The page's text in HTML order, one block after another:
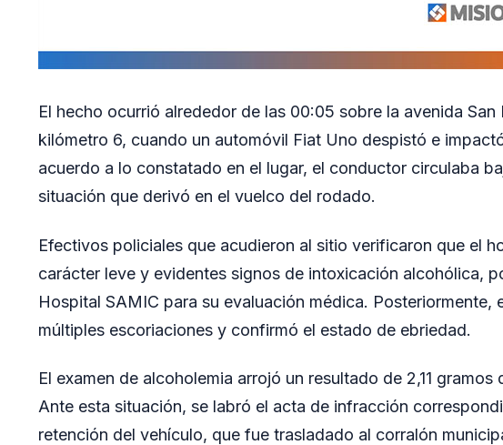
El hecho ocurrió alrededor de las 00:05 sobre la avenida San
kilómetro 6, cuando un automóvil Fiat Uno despistó e
acuerdo a lo constatado en el lugar, el conductor circulaba
situación que derivó en el vuelco del rodado.
Efectivos policiales que acudieron al sitio verificaron que el
carácter leve y evidentes signos de intoxicación alcohólica,
Hospital SAMIC para su evaluación médica.
múltiples escoriaciones y confirmó el estado de ebriedad.
El examen de alcoholemia arrojó un resultado de 2,11
Ante esta situación, se labró el acta de infracción
retención del vehículo, que fue trasladado al corralón